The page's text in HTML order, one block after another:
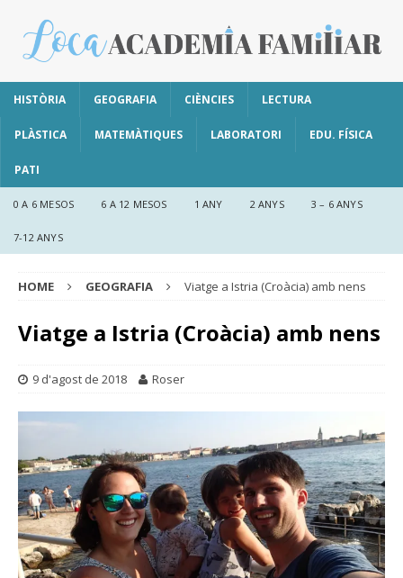
HISTÒRIA GEOGRAFIA CIÈNCIES LECTURA
PLÀSTICA MATEMÀTIQUES LABORATORI EDU. FÍSICA
PATI
0 A 6 MESOS 6 A 12 MESOS 1 ANY 2 ANYS 3 – 6 ANYS
7-12 ANYS
HOME GEOGRAFIA Viatge a Istria (Croàcia) amb nens
Viatge a Istria (Croàcia) amb nens
9 d'agost de 2018 Roser